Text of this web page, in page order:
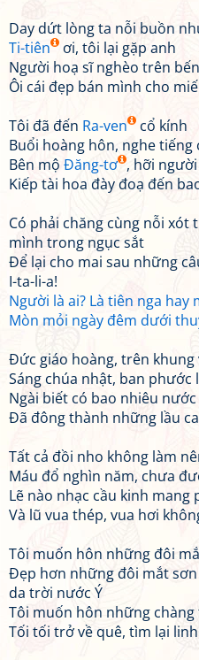
Day dứt lòng ta nỗi buồn
Ti-tiên
ơi, tôi lại gặp anh
Người hoạ sĩ nghèo trên
Ôi cái đẹp bán mình cho
Tôi đã đến Ra-ven
cổ kính
Buổi hoàng hôn, nghe tiếng
Bên mộ Đăng-tơ , hỡi
Kiếp tài hoa đày đoạ đến
Có phải chăng cùng nỗi xót
mình trong ngục sắt
Để lại cho mai sau những
I-ta-li-a!
Người là ai? Là tiên nga hay
Mòn mỏi ngày đêm dưới
Đức giáo hoàng, trên khung
Sáng chúa nhật, ban
Ngài biết có bao nhiêu
Đã đông thành những lầu
Tất cả đồi nho không làm
Máu đổ nghìn năm, chưa
Lẽ nào nhạc cầu kinh mang
Và lũ vua thép, vua hơi
Tôi muốn hôn những đôi
Đẹp hơn những đôi mắt
da trời nước Ý
Tôi muốn hôn những
Tối tối trở về quê, tìm lại